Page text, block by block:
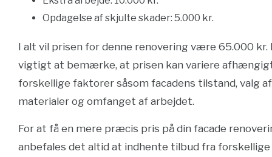
Opdagelse af skjulte skader: 5.000 kr.
I alt vil prisen for denne renovering være 65.000 kr.
vigtigt at bemærke, at prisen kan variere
forskellige faktorer såsom facadens tilstand, valg af
materialer og omfanget af arbejdet.
For at få en mere præcis pris på din facade
anbefales det altid at indhente tilbud fra forskellige